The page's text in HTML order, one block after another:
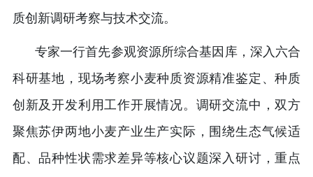
质创新调研考察与技术交流。
专家一行首先参观资源所综合基因库，深入六合
科研基地，现场考察小麦种质资源精准鉴定、种质
创新及开发利用工作开展情况。调研交流中，双方
聚焦苏伊两地小麦产业生产实际，围绕生态气候适
配、品种性状需求差异等核心议题深入研讨，重点